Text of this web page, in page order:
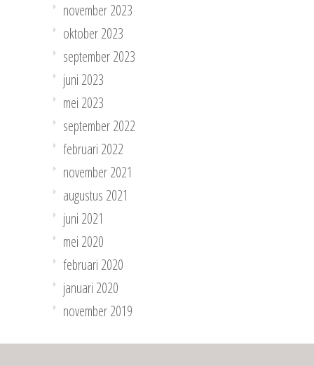
november 2023
oktober 2023
september 2023
juni 2023
mei 2023
september 2022
februari 2022
november 2021
augustus 2021
juni 2021
mei 2020
februari 2020
januari 2020
november 2019